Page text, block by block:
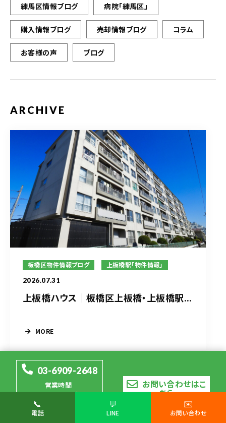
練馬区情報ブログ 病院「練馬区」
購入情報ブログ 売却情報ブログ コラム
お客様の声 ブログ
ARCHIVE
板橋区物件情報ブログ 上板橋駅「物件情報」
2026.07.31
上板橋ハウス｜板橋区上板橋・上板橋駅...
MORE
03-6909-2648
営業時間
水曜日）
お問い合わせはこ
ちら
📞
電話
💬
LINE
✉️
お問い合わせ